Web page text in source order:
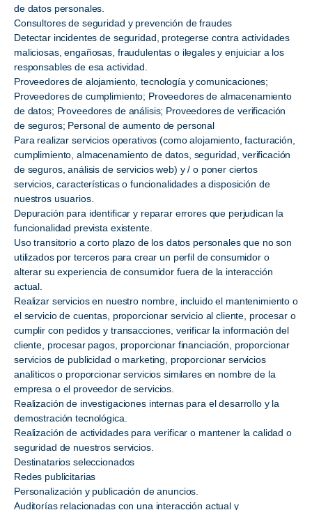
de datos personales.
Consultores de seguridad y prevención de fraudes
Detectar incidentes de seguridad, protegerse contra actividades
maliciosas, engañosas, fraudulentas o ilegales y enjuiciar a los
responsables de esa actividad.
Proveedores de alojamiento, tecnología y comunicaciones;
Proveedores de cumplimiento; Proveedores de almacenamiento
de datos; Proveedores de análisis; Proveedores de verificación
de seguros; Personal de aumento de personal
Para realizar servicios operativos (como alojamiento, facturación,
cumplimiento, almacenamiento de datos, seguridad, verificación
de seguros, análisis de servicios web) y / o poner ciertos
servicios, características o funcionalidades a disposición de
nuestros usuarios.
Depuración para identificar y reparar errores que perjudican la
funcionalidad prevista existente.
Uso transitorio a corto plazo de los datos personales que no son
utilizados por terceros para crear un perfil de consumidor o
alterar su experiencia de consumidor fuera de la interacción
actual.
Realizar servicios en nuestro nombre, incluido el mantenimiento o
el servicio de cuentas, proporcionar servicio al cliente, procesar o
cumplir con pedidos y transacciones, verificar la información del
cliente, procesar pagos, proporcionar financiación, proporcionar
servicios de publicidad o marketing, proporcionar servicios
analíticos o proporcionar servicios similares en nombre de la
empresa o el proveedor de servicios.
Realización de investigaciones internas para el desarrollo y la
demostración tecnológica.
Realización de actividades para verificar o mantener la calidad o
seguridad de nuestros servicios.
Destinatarios seleccionados
Redes publicitarias
Personalización y publicación de anuncios.
Auditorías relacionadas con una interacción actual y